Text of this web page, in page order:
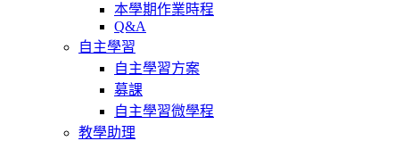
本學期作業時程
Q&A
自主學習
自主學習方案
募課
自主學習微學程
教學助理